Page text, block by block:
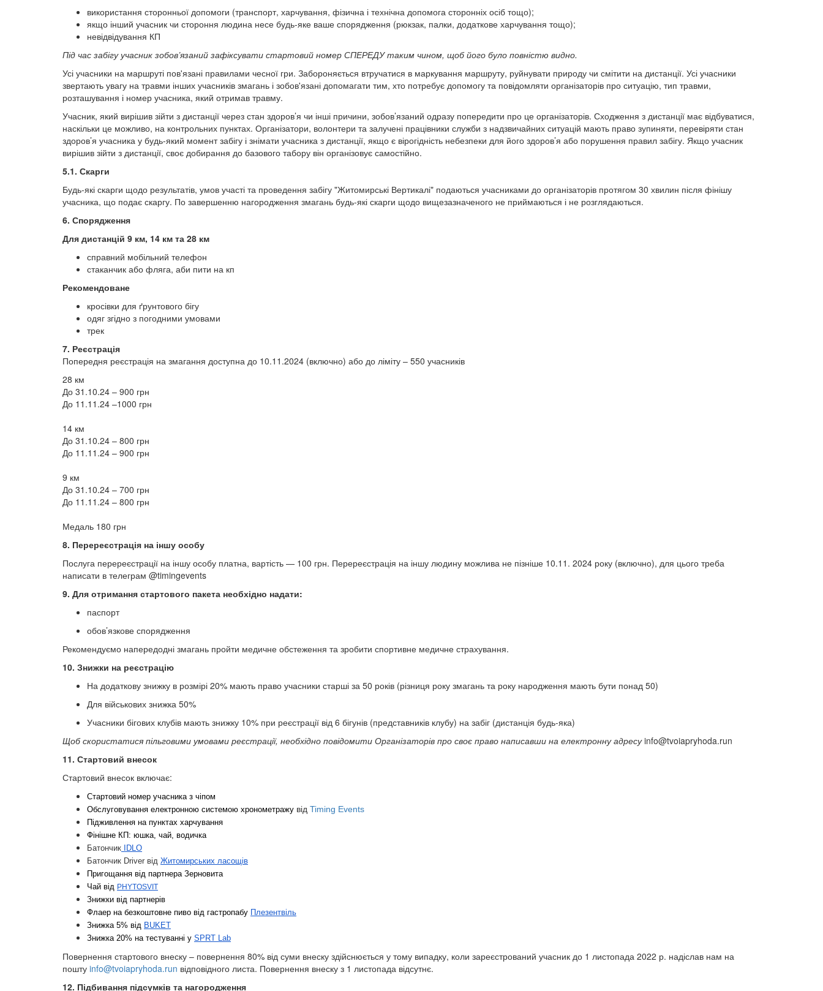
використання сторонньої допомоги (транспорт, харчування, фізична і технічна допомога сторонніх осіб тощо);
якщо інший учасник чи стороння людина несе будь-яке ваше спорядження (рюкзак, палки, додаткове харчування тощо);
невідвідування КП​​​​​​​
Під час забігу учасник зобов’язаний зафіксувати стартовий номер СПЕРЕДУ таким чином, щоб його було повністю видно.
Усі учасники на маршруті пов'язані правилами чесної гри. Забороняється втручатися в маркування маршруту, руйнувати природу чи смітити на дистанції. Усі учасники
звертають увагу на травми інших учасників змагань і зобов'язані допомагати тим, хто потребує допомогу та повідомляти організаторів про ситуацію, тип травми,
розташування і номер учасника, який отримав травму.
Учасник, який вирішив зійти з дистанції через стан здоров’я чи інші причини, зобов’язаний одразу попередити про це організаторів. Сходження з дистанції має відбуватися,
наскільки це можливо, на контрольних пунктах. Організатори, волонтери та залучені працівники служби з надзвичайних ситуацій мають право зупиняти, перевіряти стан
здоров’я учасника у будь-який момент забігу і знімати учасника з дистанції, якщо є вірогідність небезпеки для його здоров’я або порушення правил забігу. Якщо учасник
вирішив зійти з дистанції, своє добирання до базового табору він організовує самостійно.
5.1. Скарги
Будь-які скарги щодо результатів, умов участі та проведення забігу "Житомирські Вертикалі" подаються учасниками до організаторів протягом 30 хвилин після фінішу
учасника, що подає скаргу. По завершенню нагородження змагань будь-які скарги щодо вищезазначеного не приймаються і не розглядаються.
6. Спорядження
Для дистанцій 9 км, 14 км та 28 км
справний мобільний телефон
стаканчик або фляга, аби пити на кп
Рекомендоване
кросівки для ґрунтового бігу
одяг згідно з погодними умовами
трек
7. Реєстрація
Попередня реєстрація на змагання доступна до 10.11.2024 (включно) або до ліміту – 550 учасників
28 км
До 31.10.24 – 900 грн
До 11.11.24 –1000 грн
14 км
До 31.10.24 – 800 грн
До 11.11.24 – 900 грн
9 км
До 31.10.24 – 700 грн
До 11.11.24 – 800 грн
Медаль 180 грн
8. Перереєстрація на іншу особу
Послуга перереєстрації на іншу особу платна, вартість — 100 грн. Перереєстрація на іншу людину можлива не пізніше 10.11. 2024 року (включно), для цього треба
написати в телеграм @timingevents
9. Для отримання стартового пакета необхідно надати:
паспорт
обов’язкове спорядження
Рекомендуємо напередодні змагань пройти медичне обстеження та зробити спортивне медичне страхування.
10. Знижки на реєстрацію
На додаткову знижку в розмірі 20% мають право учасники старші за 50 років (різниця року змагань та року народження мають бути понад 50)
Для військових знижка 50%
Учасники бігових клубів мають знижку 10% при реєстрації від 6 бігунів (представників клубу) на забіг (дистанція будь-яка)​​​​​​​
Щоб скористатися пільговими умовами реєстрації, необхідно повідомити Організаторів про своє право написавши на електронну адресуinfo@tvoiapryhoda.run
11. Стартовий внесок
Стартовий внесок включає:
Стартовий номер учасника з чіпом
Обслуговування електронною системою хронометражу від Timing Events
Підживлення на пунктах харчування
Фінішне КП: юшка, чай, водичка
Батончик IDLO
Батончик Driver від Житомирських ласощів
Пригощання від партнера Зерновита
Чай від PHYTOSVIT
Знижки від партнерів
Флаер на безкоштовне пиво від гастропабу Плезентвіль
Знижка 5% від BUKET
Знижка 20% на тестуванні у SPRT Lab
Повернення стартового внеску – повернення 80% від суми внеску здійснюється у тому випадку, коли зареєстрований учасник до 1 листопада 2022 р. надіслав нам на
пошту info@tvoiapryhoda.run відповідного листа. Повернення внеску з 1 листопада відсутнє.
12. Підбивання підсумків та нагородження